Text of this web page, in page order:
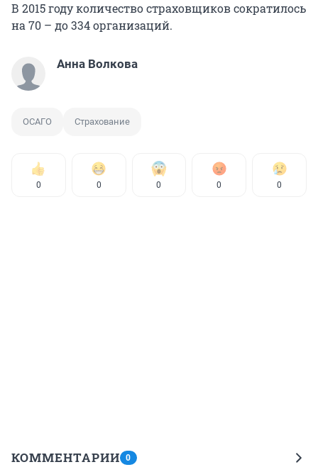
В 2015 году количество страховщиков сократилось
на 70 – до 334 организаций.
Анна Волкова
ОСАГО Страхование
0 0 0 0 0
КОММЕНТАРИИ 0